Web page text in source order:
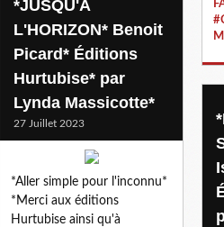
M
*JUSQU'À
L'HORIZON* Benoit
Picard* Éditions
Hurtubise* par
Lynda Massicotte*
27 Juillet 2023
*Aller simple pour l'inconnu*
*Merci aux éditions
Hurtubise ainsi qu'à